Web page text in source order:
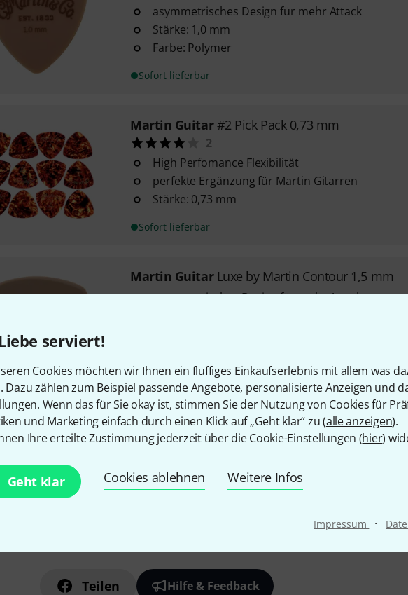
serviert!
Cookies möchten wir Ihnen ein fluffiges Einkaufserlebnis mit allem was
Dazu zählen zum Beispiel passende Angebote, personalisierte Anzeigen und
Wenn das für Sie okay ist, stimmen Sie der Nutzung von Cookies für
und Marketing einfach durch einen Klick auf „Geht klar“ zu (alle anzeigen).
Ihre erteilte Zustimmung jederzeit über die Cookie-Einstellungen (hier)
Geht klar Cookies ablehnen Weitere Infos
Impressum ·
asymmetrisches Design für mehr Attack
Stärke: 1,0 mm
Farbe: Polymer
Sofort lieferbar
Martin Guitar #2 Pick Pack 0,73 mm
2
High Perfomance Flexibilität
perfekte Ergänzung für Martin Gitarren
Stärke: 0,73 mm
Sofort lieferbar
Martin Guitar Luxe by Martin Contour 1,5 mm
asymmetrisches Design für mehr Attack
Sofort lieferbar
Kostenloser Versand ab 29 €
Teilen Hilfe & Feedback